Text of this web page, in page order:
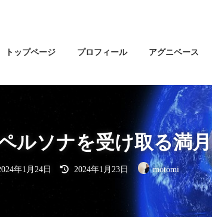
トップページ プロフィール アグニベース
ルソナを受け取る満月
年1月24日
終
2024年1月23日 motomi